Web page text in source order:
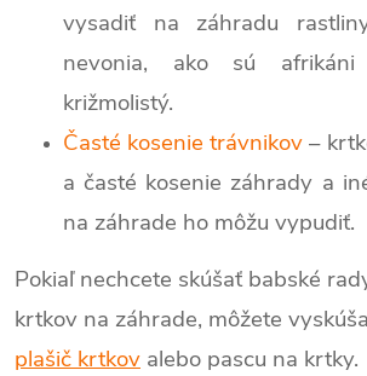
vysadiť na záhradu
nevonia, ako sú
križmolistý.
Časté kosenie trávnikov–
a časté kosenie záhrady a
na záhrade ho môžu vypudiť.
Pokiaľ nechcete skúšať babské
krtkov na záhrade, môžete
plašič krtkov alebo pascu na krtky.